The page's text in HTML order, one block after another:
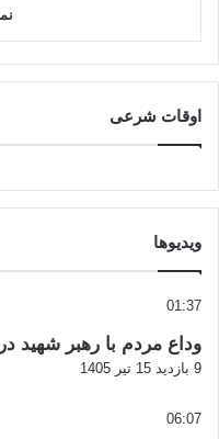
اوقات شرعی
ویدیوها
01:37
وداع مردم با رهبر شهید
9 بازدید 15 تیر 1405
06:07